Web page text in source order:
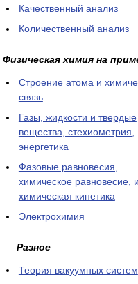
Качественный анализ
Количественный анализ
Физическая химия на
Cтроение атома и
связь
Газы, жидкости и твердые
вещества, стехиометрия,
энергетика
Фазовые равновесия,
химическое равновесие,
химическая кинетика
Электрохимия
Разное
Теория вакуумных систем